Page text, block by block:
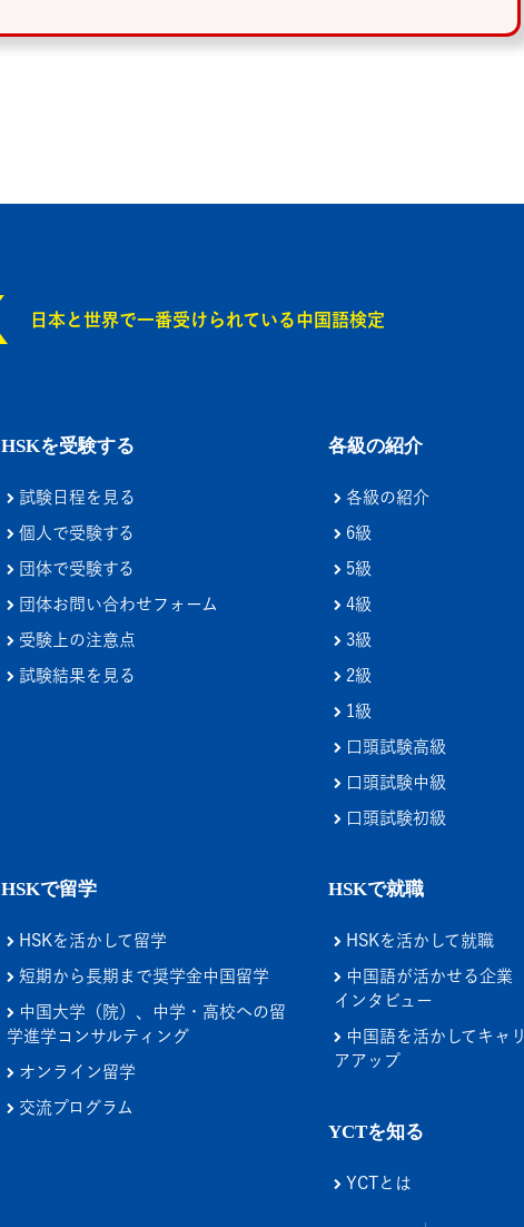
日本と世界で一番受けられている中国語検定
HSKを受験する
試験日程を見る
個人で受験する
団体で受験する
団体お問い合わせフォーム
受験上の注意点
試験結果を見る
各級の紹介
各級の紹介
6級
5級
4級
3級
2級
1級
口頭試験高級
口頭試験中級
口頭試験初級
HSKで留学
HSKを活かして留学
短期から長期まで奨学金中国留学
中国大学（院）、中学・高校への留
学進学コンサルティング
オンライン留学
交流プログラム
HSKで就職
HSKを活かして就職
中国語が活かせる企業
インタビュー
中国語を活かしてキャリ
アアップ
YCTを知る
YCTとは